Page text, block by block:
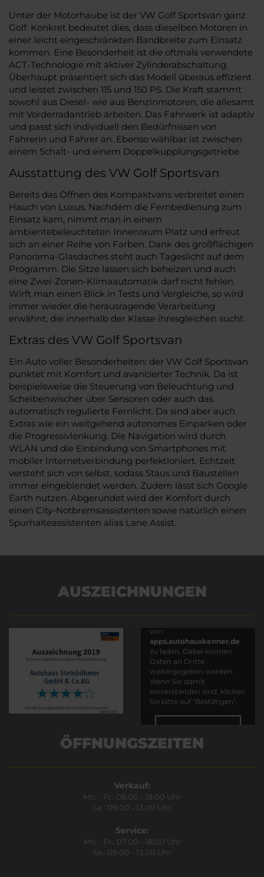
Unter der Motorhaube ist der VW Golf Sportsvan ganz
Golf. Konkret bedeutet dies, dass dieselben Motoren in
einer leicht eingeschränkten Bandbreite zum Einsatz
kommen. Eine Besonderheit ist die oftmals verwendete
ACT-Technologie mit aktiver Zylinderabschaltung.
Überhaupt präsentiert sich das Modell überaus effizient
und leistet zwischen 115 und 150 PS. Die Kraft stammt
sowohl aus Diesel- wie aus Benzinmotoren, die allesamt
mit Vorderradantrieb arbeiten. Das Fahrwerk ist adaptiv
und passt sich individuell den Bedürfnissen von
Fahrerin und Fahrer an. Ebenso wählbar ist zwischen
einem Schalt- und einem Doppelkupplungsgetriebe.
Ausstattung des VW Golf Sportsvan
Bereits das Öffnen des Kompaktvans verbreitet einen
Hauch von Luxus. Nachdem die Fernbedienung zum
Einsatz kam, nimmt man in einem
ambientebeleuchteten Innenraum Platz und erfreut
sich an einer Reihe von Farben. Dank des großflächigen
Panorama-Glasdaches steht auch Tageslicht auf dem
Programm. Die Sitze lassen sich beheizen und auch
eine Zwei-Zonen-Klimaautomatik darf nicht fehlen.
Wirft man einen Blick in Tests und Vergleiche, so wird
immer wieder die herausragende Verarbeitung
erwähnt, die innerhalb der Klasse ihresgleichen sucht.
Extras des VW Golf Sportsvan
Ein Auto voller Besonderheiten: der VW Golf Sportsvan
punktet mit Komfort und avancierter Technik. Da ist
beispielsweise die Steuerung von Beleuchtung und
Scheibenwischer über Sensoren oder auch das
automatisch regulierte Fernlicht. Da sind aber auch
Extras wie ein weitgehend autonomes Einparken oder
die Progressivlenkung. Die Navigation wird durch
WLAN und die Einbindung von Smartphones mit
mobiler Internetverbindung perfektioniert. Echtzeit
versteht sich von selbst, sodass Staus und Baustellen
immer eingeblendet werden. Zudem lässt sich Google
Earth nutzen. Abgerundet wird der Komfort durch
einen City-Notbremsassistenten sowie natürlich einen
Spurhalteassistenten alias Lane Assist.
AUSZEICHNUNGEN
von
apps.autohauskenner.de
zu laden. Dabei können
Daten an Dritte
weitergegeben werden.
Wenn Sie damit
einverstanden sind, klicken
Sie bitte auf "Bestätigen".
ÖFFNUNGSZEITEN
Verkauf:
Mo. - Fr.: 08.00 - 18.00 Uhr
Sa.: 09.00 - 13.00 Uhr
Service:
Mo. - Fr.: 07.00 - 18.00 Uhr
Sa.: 09.00 - 13.00 Uhr